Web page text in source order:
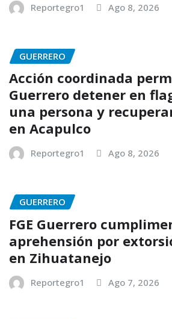
Reportegro1 Ago 8, 2026
GUERRERO
Acción coordinada
Guerrero detener en
una persona y
en Acapulco
Reportegro1 Ago 8, 2026
GUERRERO
FGE Guerrero
aprehensión por
en Zihuatanejo
Reportegro1 Ago 7, 2026